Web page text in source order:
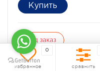
Под заказ
Артикул:
RBH-RV15
0
избранное сравнить